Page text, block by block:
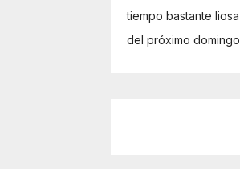
tiempo bastante
del próximo